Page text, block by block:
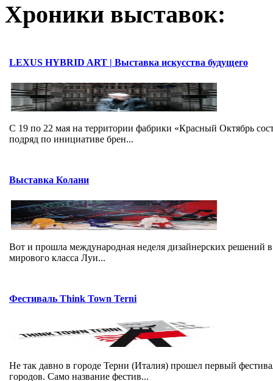
Хроники выставок:
LEXUS HYBRID ART | Выставка искусства будущего
C 19 по 22 мая на территории фабрики «Красный Октябрь
подряд по инициативе брен...
Выставка Колани
Вот и прошла международная неделя дизайнерских решений
мирового класса Луи...
Фестиваль Think Town Terni
Не так давно в городе Терни (Италия) прошел первый
городов. Само название фестив...